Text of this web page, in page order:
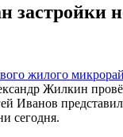
Жилкин
сегодня.